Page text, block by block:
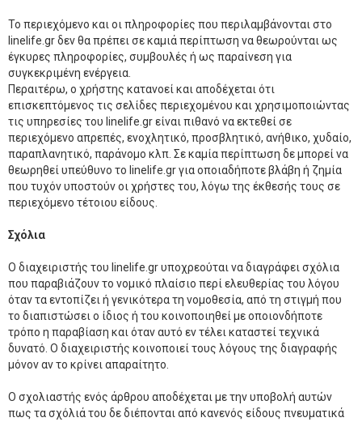
Το περιεχόμενο και οι πληροφορίες που περιλαμβάνονται στο
linelife.gr δεν θα πρέπει σε καμιά περίπτωση να θεωρούνται ως
έγκυρες πληροφορίες, συμβουλές ή ως παραίνεση για
συγκεκριμένη ενέργεια.
Περαιτέρω, ο χρήστης κατανοεί και αποδέχεται ότι
επισκεπτόμενος τις σελίδες περιεχομένου και χρησιμοποιώντας
τις υπηρεσίες του linelife.gr είναι πιθανό να εκτεθεί σε
περιεχόμενο απρεπές, ενοχλητικό, προσβλητικό, ανήθικο, χυδαίο,
παραπλανητικό, παράνομο κλπ. Σε καμία περίπτωση δε μπορεί να
θεωρηθεί υπεύθυνο το linelife.gr για οποιαδήποτε βλάβη ή ζημία
που τυχόν υποστούν οι χρήστες του, λόγω της έκθεσής τους σε
περιεχόμενο τέτοιου είδους.
Σχόλια
Ο διαχειριστής του linelife.gr υποχρεούται να διαγράφει σχόλια
που παραβιάζουν το νομικό πλαίσιο περί ελευθερίας του λόγου
όταν τα εντοπίζει ή γενικότερα τη νομοθεσία, από τη στιγμή που
το διαπιστώσει ο ίδιος ή του κοινοποιηθεί με οποιονδήποτε
τρόπο η παραβίαση και όταν αυτό εν τέλει καταστεί τεχνικά
δυνατό. Ο διαχειριστής κοινοποιεί τους λόγους της διαγραφής
μόνον αν το κρίνει απαραίτητο.
Ο σχολιαστής ενός άρθρου αποδέχεται με την υποβολή αυτών
πως τα σχόλιά του δε διέπονται από κανενός είδους πνευματικά